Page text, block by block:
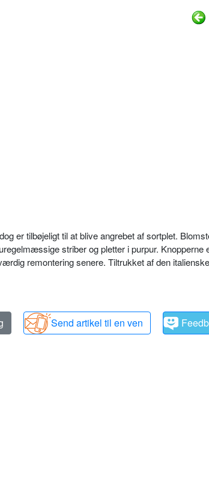
er tilbøjeligt til at blive angrebet af sortplet.
striber og pletter i purpur. Knopperne
remontering senere. Tiltruk­ket af den
Send artikel til en ven